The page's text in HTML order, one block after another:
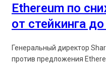
Ethereum по
от стейкинга
Генеральный директор
против предложения